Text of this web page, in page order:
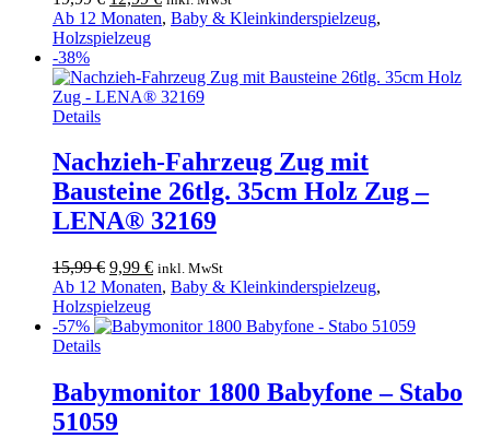
Preis
war:
Preis
Ab 12 Monaten, Baby & Kleinkinderspielzeug,
Holzspielzeug
-38%
Details
Nachzieh-Fahrzeug Zug mit
Bausteine 26tlg. 35cm Holz Zug –
LENA® 32169
15,99€ Ursprünglicher
Preis
war:
15,99 €
9,99 €Aktueller
Preis
9,99 €.
inkl. MwSt
Ab 12 Monaten, Baby & Kleinkinderspielzeug,
Holzspielzeug
-57%
Details
Babymonitor 1800 Babyfone – Stabo
51059